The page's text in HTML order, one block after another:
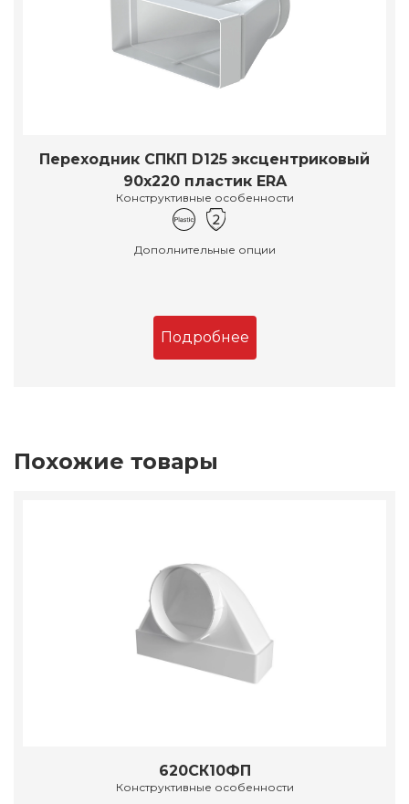
Переходник СПКП D125 эксцентриковый
90х220 пластик ERA
Конструктивные особенности
Дополнительные опции
Подробнее
Похожие товары
620СК10ФП
Конструктивные особенности